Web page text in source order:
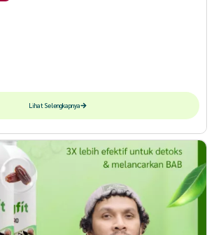
Lihat Selengkapnya